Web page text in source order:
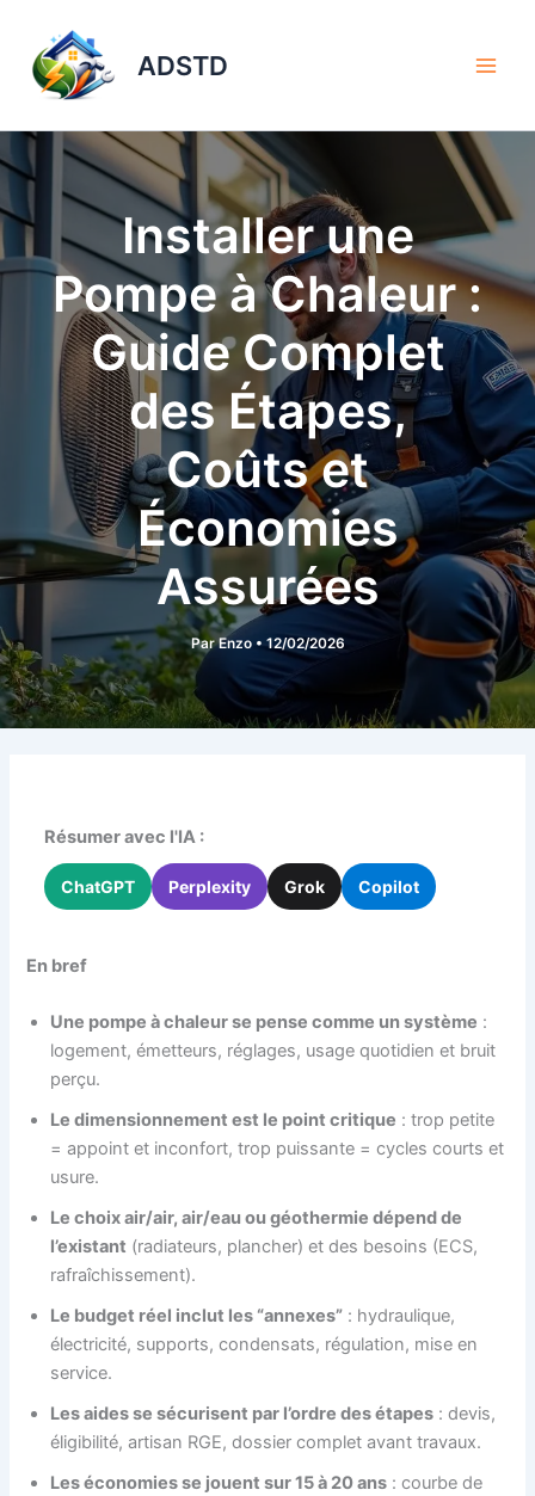
contenu
ADSTD
Installer une
Pompe à Chaleur :
Guide Complet
des Étapes,
Coûts et
Économies
Assurées
ParEnzo • 12/02/2026
Résumer avec l'IA :
ChatGPT Perplexity Grok Copilot
En bref
Une pompe à chaleur se pense comme un système :
logement, émetteurs, réglages, usage quotidien et bruit
perçu.
Le dimensionnement est le point critique : trop petite
= appoint et inconfort, trop puissante = cycles courts et
usure.
Le choix air/air, air/eau ou géothermie dépend de
l’existant (radiateurs, plancher) et des besoins (ECS,
rafraîchissement).
Le budget réel inclut les “annexes” : hydraulique,
électricité, supports, condensats, régulation, mise en
service.
Les aides se sécurisent par l’ordre des étapes : devis,
éligibilité, artisan RGE, dossier complet avant travaux.
Les économies se jouent sur 15 à 20 ans : courbe de